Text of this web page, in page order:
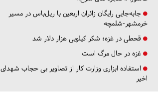
جابه‌جایی رایگان زائران اربعین با ریل‌باس در مسیر
خرمشهر-شلمچه
قحطی در غزه؛ شکر کیلویی هزار دلار شد
غزه در حال مرگ است
استفاده ابزاری وزارت کار از تصاویر بی حجاب شهدای
اخیر